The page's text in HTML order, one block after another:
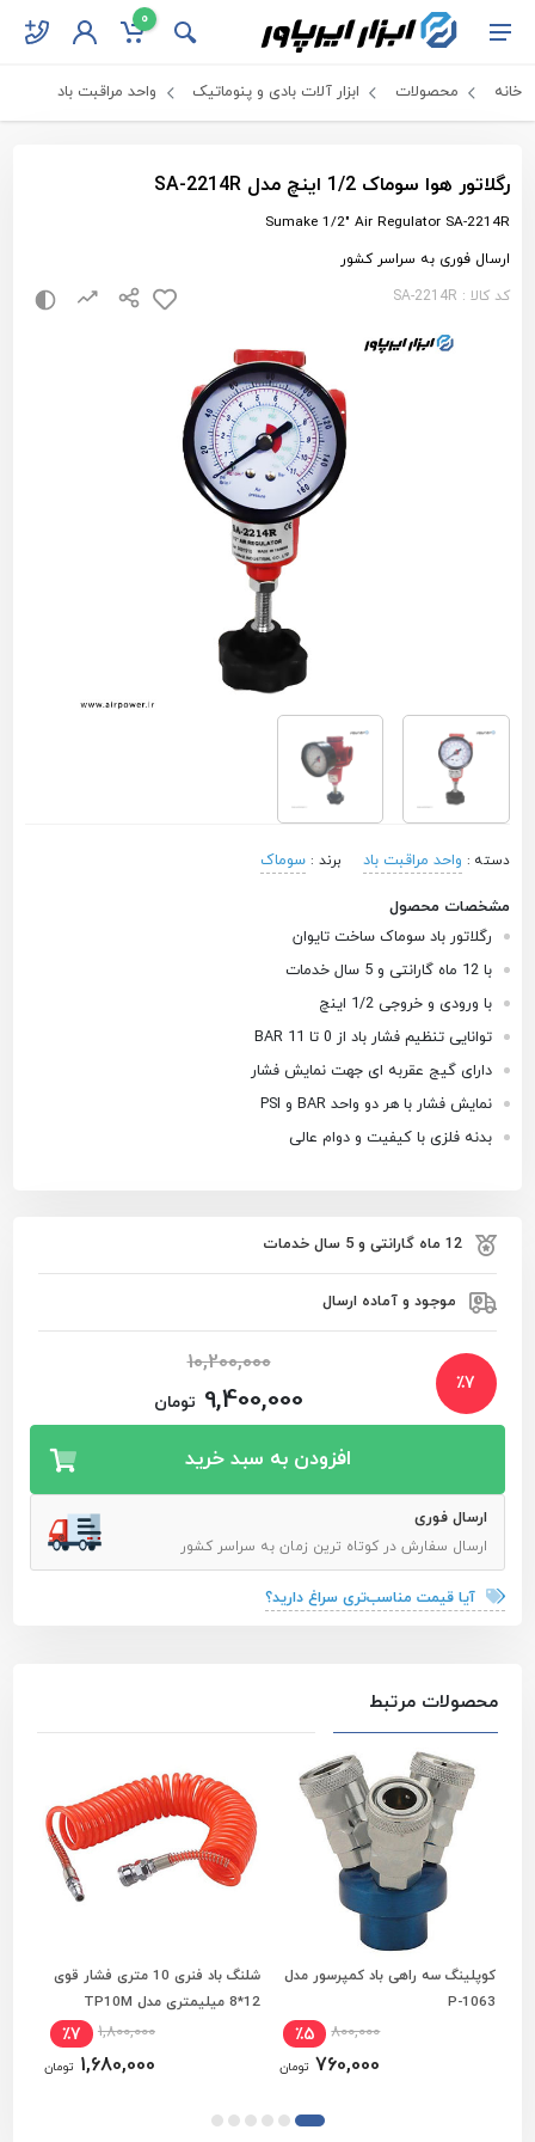
0
خانه محصولات ابزار آلات بادی و پنوماتیک واحد مراقبت باد
رگلاتور هوا سوماک 1/2 اینچ مدل SA-2214R
Sumake 1/2" Air Regulator SA-2214R
ارسال فوری به سراسر کشور
کد کالا : SA-2214R
دسته : واحد مراقبت باد برند :سوماک
مشخصات محصول
رگلاتور باد سوماک ساخت تایوان
با 12 ماه گارانتی و 5 سال خدمات
با ورودی و خروجی 1/2 اینچ
توانایی تنظیم فشار باد از 0 تا 11 BAR
دارای گیج عقربه ای جهت نمایش فشار
نمایش فشار با هر دو واحد BAR و PSI
بدنه فلزی با کیفیت و دوام عالی
12 ماه گارانتی و 5 سال خدمات
موجود و آماده ارسال
٪7
10,200,000
9,400,000 تومان
افزودن به سبد خرید
ارسال فوری
ارسال سفارش در کوتاه ترین زمان به سراسر کشور
آیا قیمت مناسب‌تری سراغ دارید؟
محصولات مرتبط
افزودن به سبد خرید
کوپلینگ سه راهی باد کمپرسور مدل
P-1063
800,000 ٪5
760,000 تومان
افزودن به سبد خرید
شلنگ باد فنری 10 متری فشار قوی
12*8 میلیمتری مدل TP10M
1,800,000 ٪7
1,680,000 تومان